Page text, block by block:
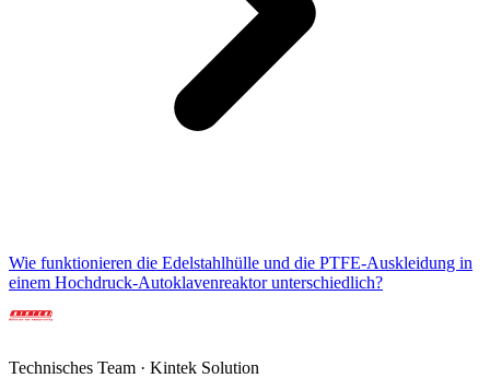
Wie funktionieren die Edelstahlhülle und die PTFE-Auskleidung in
einem Hochdruck-Autoklavenreaktor unterschiedlich?
Technisches Team · Kintek Solution